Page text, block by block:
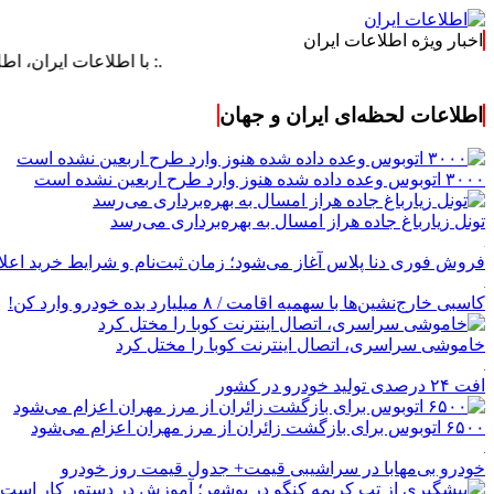
اخبار ویژه اطلاعات ایران
.: با اطلاعات ایران، اطلاعات
اطلاعات لحظه‌ای ایران و جهان
۳۰۰۰ اتوبوس وعده داده شده هنوز وارد طرح اربعین نشده است
تونل زیارباغ جاده هراز امسال به بهره‌برداری می‌رسد
فروش فوری دنا پلاس آغاز می‌شود؛ زمان ثبت‌نام و شرایط خرید
کاسبی خارج‌نشین‌ها با سهمیه اقامت / ۸ میلیارد بده خودرو وارد کن!
خاموشی سراسری، اتصال اینترنت کوبا را مختل کرد
افت ۲۴ درصدی تولید خودرو در کشور
۶۵۰۰ اتوبوس برای بازگشت زائران از مرز مهران اعزام می‌شود
خودرو بی‌مهابا در سراشیبی قیمت+ جدول قیمت روز خودرو